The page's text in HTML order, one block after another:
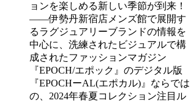
ョンを楽しめる新しい季節が到来！
――伊勢丹新宿店メンズ館で展開す
るラグジュアリーブランドの情報を
中心に、洗練されたビジュアルで構
成されたファッションマガジン
『EPOCH/エポック』のデジタル版
『EPOCHーAL(エポカル)』ならでは
の、2024年春夏コレクション注目ル